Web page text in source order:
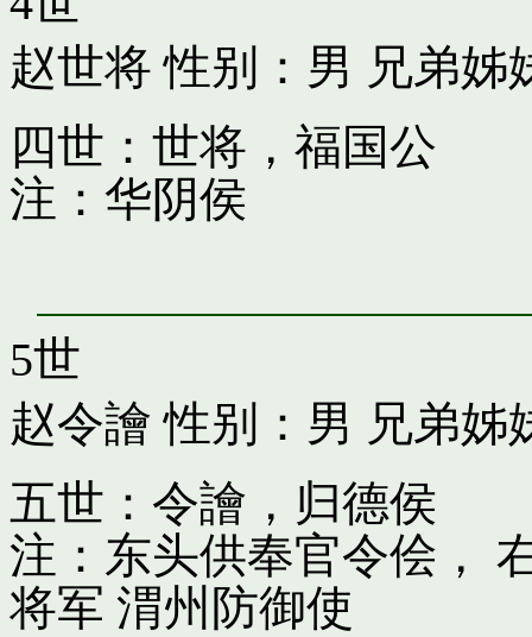
赵世将 性别：男 兄弟姊
四世：世将，福国公
注：华阴侯
5世
赵令譮 性别：男 兄弟姊
五世：令譮，归德侯
注：东头供奉官令侩，
将军 渭州防御使